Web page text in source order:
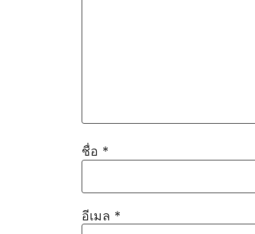
ชื่อ *
อีเมล *